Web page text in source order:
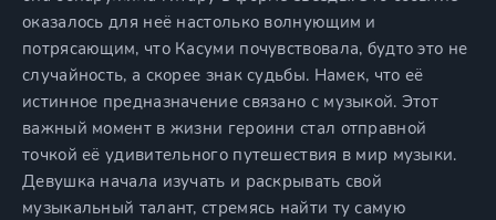
оказалось для неё настолько волнующим и
потрясающим, что Касуми почувствовала, будто это не
случайность, а скорее знак судьбы. Намек, что её
истинное предназначение связано с музыкой. Этот
важный момент в жизни героини стал отправной
точкой её удивительного путешествия в мир музыки.
Девушка начала изучать и раскрывать свой
музыкальный талант, стремясь найти ту самую